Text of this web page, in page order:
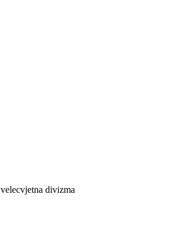
velecvjetna divizma